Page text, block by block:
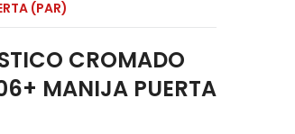
(PAR)
CROMADO
MANIJA PUERTA